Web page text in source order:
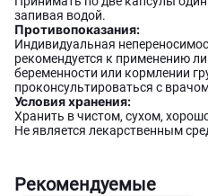
запивая водой.
Противопоказания:
Индивидуальная
рекомендуется к применению
беременности или кормлении
проконсультироваться с
Условия хранения:
Хранить в чистом, сухом,
Не является лекарственным
Рекомендуемые